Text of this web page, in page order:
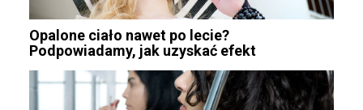
Opalone ciało nawet po lecie?
Podpowiadamy, jak uzyskać efekt